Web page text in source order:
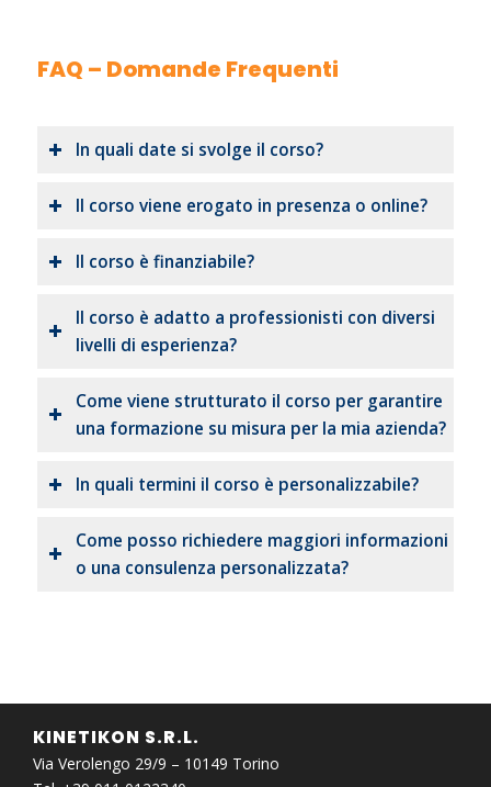
FAQ – Domande Frequenti
In quali date si svolge il corso?
Il corso viene erogato in presenza o online?
Il corso è finanziabile?
Il corso è adatto a professionisti con diversi
livelli di esperienza?
Come viene strutturato il corso per garantire
una formazione su misura per la mia azienda?
In quali termini il corso è personalizzabile?
Come posso richiedere maggiori informazioni
o una consulenza personalizzata?
KINETIKON S.R.L.
Via Verolengo 29/9 – 10149 Torino